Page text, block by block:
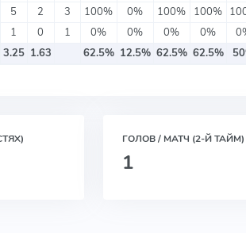
5 2 3 100% 0% 100% 100%
1 0 1 0% 0% 0% 0%
3.25 1.63 62.5% 12.5% 62.5% 62.5%
ГОЛОВ / МАТЧ (2-Й ТАЙМ)
1